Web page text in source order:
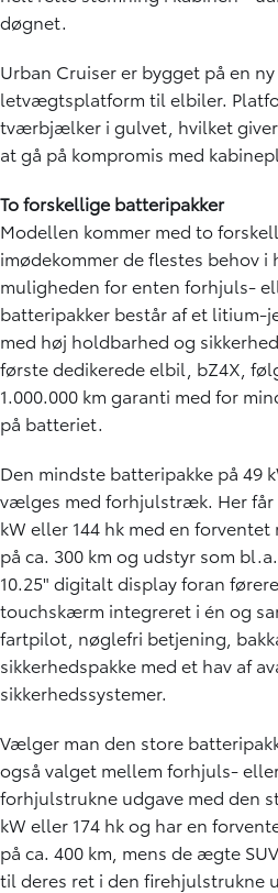
døgnet.
Urban Cruiser er bygget på en
letvægtsplatform til elbiler.
tværbjælker i gulvet, hvilket
at gå på kompromis med
To forskellige batteripakker
Modellen kommer med to
imødekommer de flestes behov i
muligheden for enten forhjuls-
batteripakker består af et litium-
med høj holdbarhed og
første dedikerede elbil, bZ4X,
1.000.000 km garanti med for
på batteriet.
Den mindste batteripakke på 49
vælges med forhjulstræk. Her får
kW eller 144 hk med en
på ca. 300 km og udstyr som
10.25" digitalt display foran
touchskærm integreret i én og
fartpilot, nøglefri betjening,
sikkerhedspakke med et hav af
sikkerhedssystemer.
Vælger man den store
også valget mellem forhjuls-
forhjulstrukne udgave med den
kW eller 174 hk og har en
på ca. 400 km, mens de ægte
til deres ret i den firehjulstrukne